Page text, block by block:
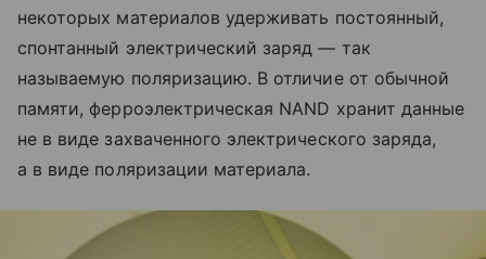
некоторых материалов удерживать постоянный,
спонтанный электрический заряд — так
называемую поляризацию. В отличие от обычной
памяти, ферроэлектрическая NAND хранит данные
не в виде захваченного электрического заряда,
а в виде поляризации материала.